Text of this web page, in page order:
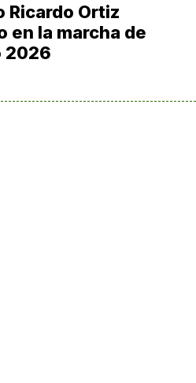
Ricardo Ortiz
en la marcha de
2026